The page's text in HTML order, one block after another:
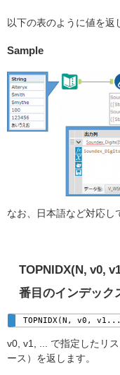
以下の表のように値を返
Sample
なお、日本語など対応し
TOPNIDX(N, v0,
番目のインデック
TOPNIDX(N, v0,
v0, v1, ... で指定したリ
ース）を返します。